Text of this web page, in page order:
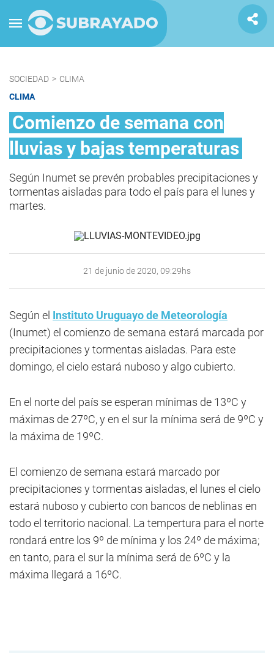
SOCIEDAD > CLIMA
CLIMA
Comienzo de semana con
lluvias y bajas temperaturas
Según Inumet se prevén probables precipitaciones y
tormentas aisladas para todo el país para el lunes y
martes.
21 de junio de 2020, 09:29hs
Según el Instituto Uruguayo de Meteorología
(Inumet) el comienzo de semana estará marcada por
precipitaciones y tormentas aisladas. Para este
domingo, el cielo estará nuboso y algo cubierto.
En el norte del país se esperan mínimas de 13ºC y
máximas de 27ºC, y en el sur la mínima será de 9ºC y
la máxima de 19ºC.
El comienzo de semana estará marcado por
precipitaciones y tormentas aisladas, el lunes el cielo
estará nuboso y cubierto con bancos de neblinas en
todo el territorio nacional. La tempertura para el norte
rondará entre los 9º de mínima y los 24º de máxima;
en tanto, para el sur la mínima será de 6ºC y la
máxima llegará a 16ºC.